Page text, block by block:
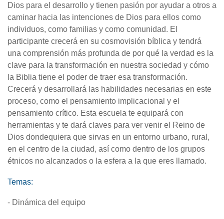
Dios para el desarrollo y tienen pasión por ayudar a otros a
caminar hacia las intenciones de Dios para ellos como
individuos, como familias y como comunidad. El
participante crecerá en su cosmovisión bíblica y tendrá
una comprensión más profunda de por qué la verdad es la
clave para la transformación en nuestra sociedad y cómo
la Biblia tiene el poder de traer esa transformación.
Crecerá y desarrollará las habilidades necesarias en este
proceso, como el pensamiento implicacional y el
pensamiento crítico. Esta escuela te equipará con
herramientas y te dará claves para ver venir el Reino de
Dios dondequiera que sirvas en un entorno urbano, rural,
en el centro de la ciudad, así como dentro de los grupos
étnicos no alcanzados o la esfera a la que eres llamado.
Temas:
- Dinámica del equipo